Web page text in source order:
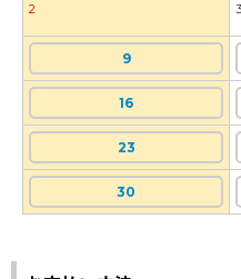
2 3
9
16
23
30